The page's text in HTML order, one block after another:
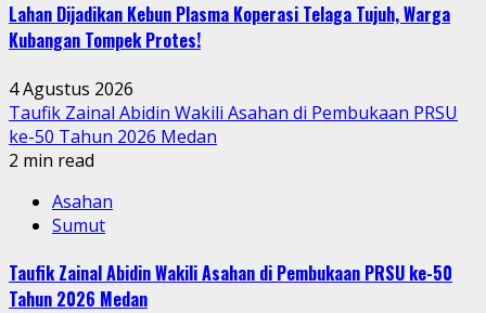
Lahan Dijadikan Kebun Plasma Koperasi Telaga Tujuh, Warga
Kubangan Tompek Protes!
4 Agustus 2026
Taufik Zainal Abidin Wakili Asahan di Pembukaan PRSU
ke-50 Tahun 2026 Medan
2 min read
Asahan
Sumut
Taufik Zainal Abidin Wakili Asahan di Pembukaan PRSU ke-50
Tahun 2026 Medan